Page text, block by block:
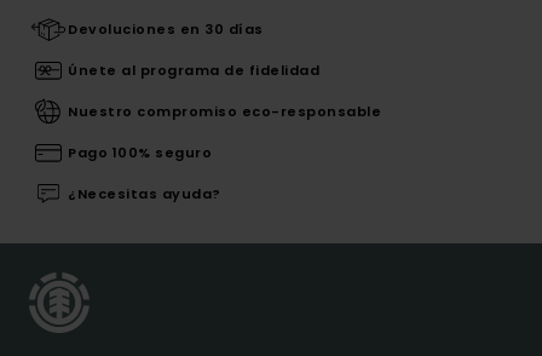
Devoluciones en 30 días
Únete al programa de fidelidad
Nuestro compromiso eco-responsable
Pago 100% seguro
¿Necesitas ayuda?